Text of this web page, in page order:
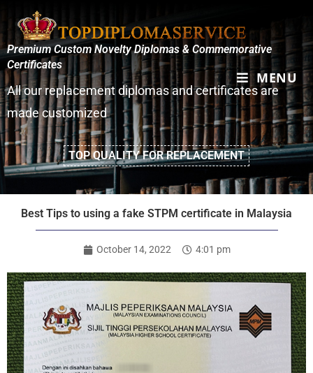
MENU
Premium Custom Novelty Diplomas & Commemorative
Certificates
All our replacement diplomas and certificates are
made customized
TOP QUALITY FOR REPLACEMENT
Best Tips to using a fake STPM certificate in Malaysia
October 14, 2022 4:01 pm